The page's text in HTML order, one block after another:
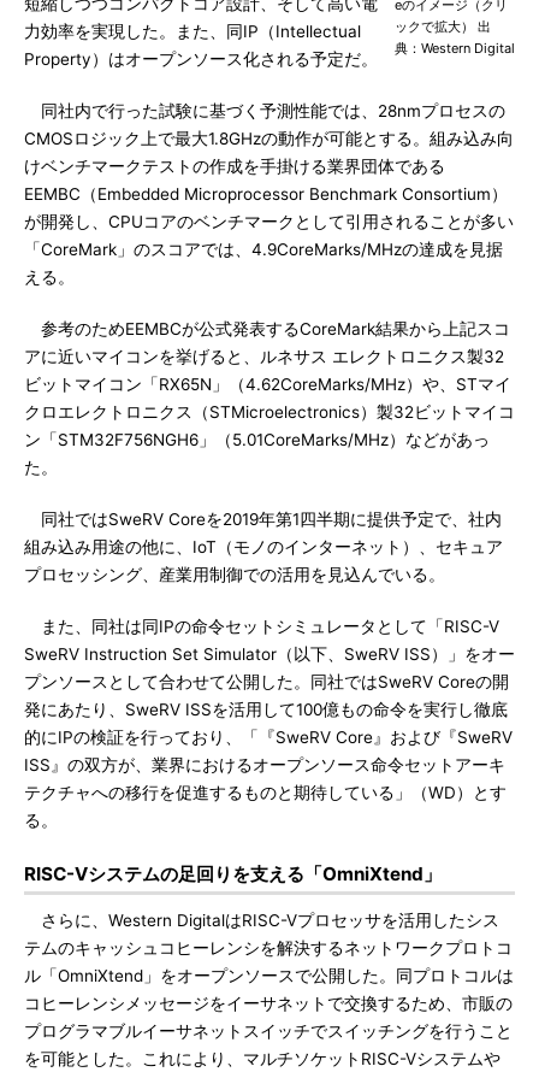
eのイメージ（クリ
ックで拡大） 出
典：Western Digital
力効率を実現した。また、同IP（Intellectual
Property）はオープンソース化される予定だ。
同社内で行った試験に基づく予測性能では、28nmプロセスの
CMOSロジック上で最大1.8GHzの動作が可能とする。組み込み向
けベンチマークテストの作成を手掛ける業界団体である
EEMBC（Embedded Microprocessor Benchmark Consortium）
が開発し、CPUコアのベンチマークとして引用されることが多い
「CoreMark」のスコアでは、4.9CoreMarks/MHzの達成を見据
える。
参考のためEEMBCが公式発表するCoreMark結果から上記スコ
アに近いマイコンを挙げると、ルネサス エレクトロニクス製32
ビットマイコン「RX65N」（4.62CoreMarks/MHz）や、STマイ
クロエレクトロニクス（STMicroelectronics）製32ビットマイコ
ン「STM32F756NGH6」（5.01CoreMarks/MHz）などがあっ
た。
同社ではSweRV Coreを2019年第1四半期に提供予定で、社内
組み込み用途の他に、IoT（モノのインターネット）、セキュア
プロセッシング、産業用制御での活用を見込んでいる。
また、同社は同IPの命令セットシミュレータとして「RISC-V
SweRV Instruction Set Simulator（以下、SweRV ISS）」をオー
プンソースとして合わせて公開した。同社ではSweRV Coreの開
発にあたり、SweRV ISSを活用して100億もの命令を実行し徹底
的にIPの検証を行っており、「『SweRV Core』および『SweRV
ISS』の双方が、業界におけるオープンソース命令セットアーキ
テクチャへの移行を促進するものと期待している」（WD）とす
る。
RISC-Vシステムの足回りを支える「OmniXtend」
さらに、Western DigitalはRISC-Vプロセッサを活用したシス
テムのキャッシュコヒーレンシを解決するネットワークプロトコ
ル「OmniXtend」をオープンソースで公開した。同プロトコルは
コヒーレンシメッセージをイーサネットで交換するため、市販の
プログラマブルイーサネットスイッチでスイッチングを行うこと
を可能とした。これにより、マルチソケットRISC-Vシステムや